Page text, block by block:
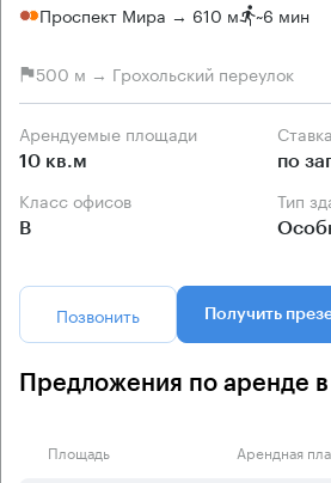
Проспект Мира → 610 м ~6 мин
500 м → Грохольский переулок
Арендуемые площади
10 кв.м по
Класс офисов
B
Тип
Позвонить Получить
Предложения по аренде
Площадь Арендная